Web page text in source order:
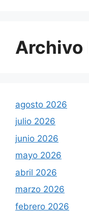
Archivo
agosto 2026
julio 2026
junio 2026
mayo 2026
abril 2026
marzo 2026
febrero 2026